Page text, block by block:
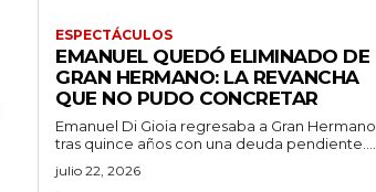
ESPECTÁCULOS
EMANUEL QUEDÓ ELIMINADO DE
GRAN HERMANO: LA REVANCHA
QUE NO PUDO CONCRETAR
Emanuel Di Gioia regresaba a Gran Hermano
tras quince años con una deuda pendiente....
julio 22, 2026